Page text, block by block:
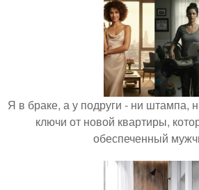
Я в браке, а у подруги - ни штампа,
ключи от новой квартиры,
обеспеченный